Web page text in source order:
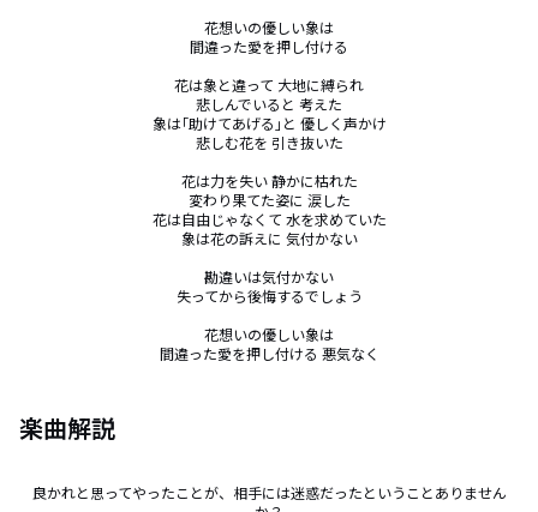
花想いの優しい象は
間違った愛を押し付ける
花は象と違って 大地に縛られ
悲しんでいると 考えた
象は｢助けてあげる｣と 優しく声かけ
悲しむ花を 引き抜いた
花は力を失い 静かに枯れた
変わり果てた姿に 涙した
花は自由じゃなくて 水を求めていた
象は花の訴えに 気付かない
勘違いは気付かない
失ってから後悔するでしょう
花想いの優しい象は
間違った愛を押し付ける 悪気なく
楽曲解説
良かれと思ってやったことが、相手には迷惑だったということありません